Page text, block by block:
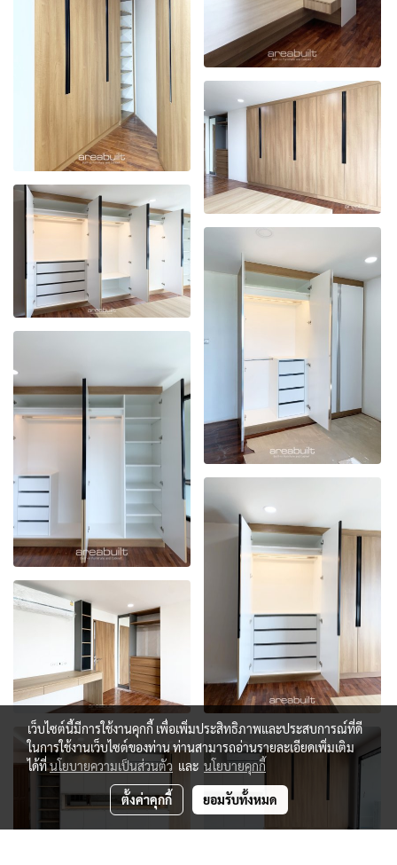
เว็บไซต์นี้มีการใช้งานคุกกี้ เพื่อเพิ่มประสิทธิภาพและประสบการณ์ที่ดี
ในการใช้งานเว็บไซต์ของท่าน ท่านสามารถอ่านรายละเอียดเพิ่มเติม
ได้ที่นโยบายความเป็นส่วนตัว และ นโยบายคุกกี้
ตั้งค่าคุกกี้ ยอมรับทั้งหมด